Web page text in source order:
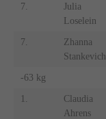
7.
Julia
Loselein
7.
Zhanna
Stankevich
-63 kg
1.
Claudia
Ahrens